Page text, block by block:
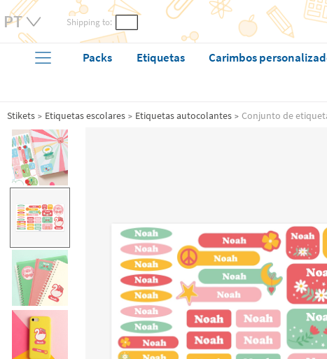
Shipping to:
Packs Etiquetas Carimbos
Stikets Etiquetas escolares Etiquetas autocolantes Conjunto de